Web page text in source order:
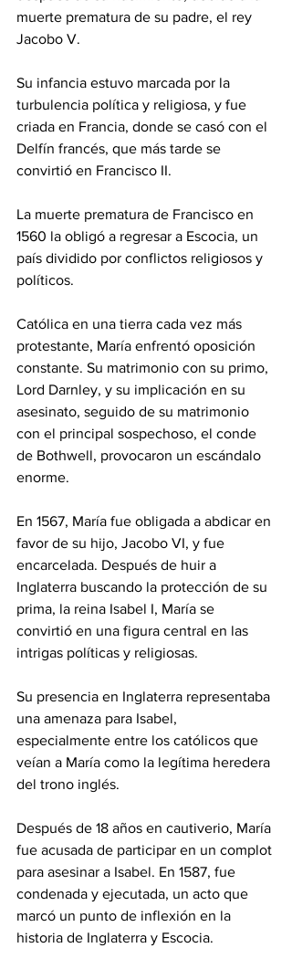
muerte prematura de su padre, el rey
Jacobo V.
Su infancia estuvo marcada por la
turbulencia política y religiosa, y fue
criada en Francia, donde se casó con el
Delfín francés, que más tarde se
convirtió en Francisco II.
La muerte prematura de Francisco en
1560 la obligó a regresar a Escocia, un
país dividido por conflictos religiosos y
políticos.
Católica en una tierra cada vez más
protestante, María enfrentó oposición
constante. Su matrimonio con su primo,
Lord Darnley, y su implicación en su
asesinato, seguido de su matrimonio
con el principal sospechoso, el conde
de Bothwell, provocaron un escándalo
enorme.
En 1567, María fue obligada a abdicar en
favor de su hijo, Jacobo VI, y fue
encarcelada. Después de huir a
Inglaterra buscando la protección de su
prima, la reina Isabel I, María se
convirtió en una figura central en las
intrigas políticas y religiosas.
Su presencia en Inglaterra representaba
una amenaza para Isabel,
especialmente entre los católicos que
veían a María como la legítima heredera
del trono inglés.
Después de 18 años en cautiverio, María
fue acusada de participar en un complot
para asesinar a Isabel. En 1587, fue
condenada y ejecutada, un acto que
marcó un punto de inflexión en la
historia de Inglaterra y Escocia.